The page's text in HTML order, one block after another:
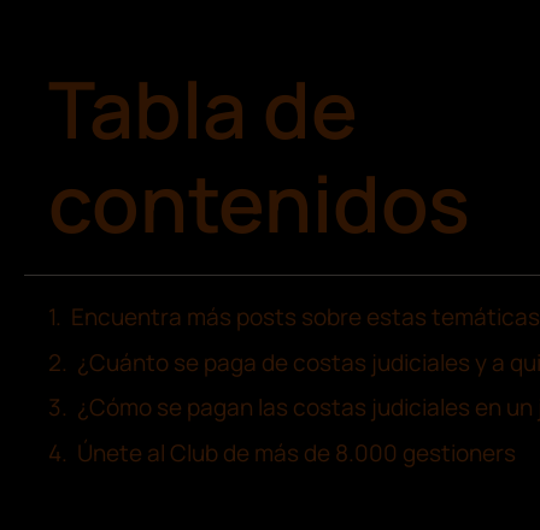
Tabla de
contenidos
Encuentra más posts sobre estas temáticas
¿Cuánto se paga de costas judiciales y a
¿Cómo se pagan las costas judiciales en un
Únete al Club de más de 8.000 gestioners